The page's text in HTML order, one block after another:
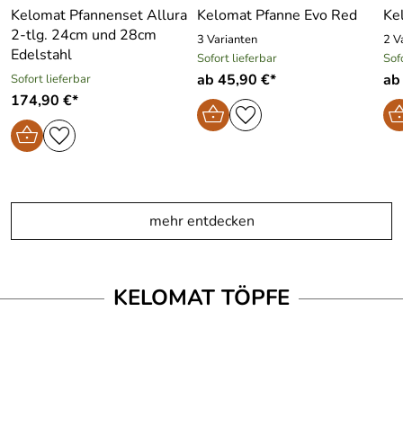
Kelomat Pfannenset Allura
2-tlg. 24cm und 28cm
Edelstahl
Sofort lieferbar
174,90 €*
Kelomat Pfanne Evo Red
3 Varianten
Sofort lieferbar
ab 45,90 €*
2
mehr entdecken
KELOMAT TÖPFE